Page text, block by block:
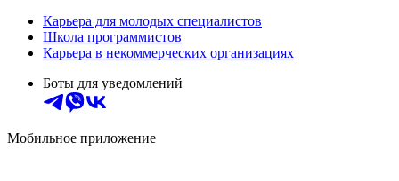
Карьера для молодых специалистов
Школа программистов
Карьера в некоммерческих организациях
Боты для уведомлений
Мобильное приложение